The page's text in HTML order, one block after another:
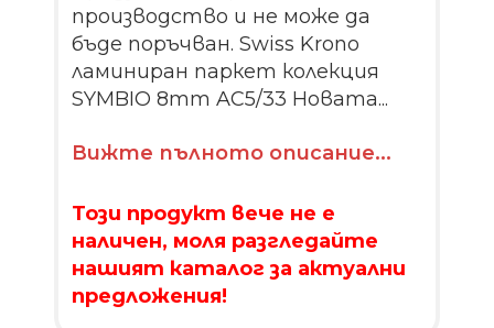
производство и не може да
бъде поръчван. Swiss Krono
ламиниран паркет колекция
SYMBIO 8mm AC5/33 Новата...
Вижте пълното описание...
Този продукт вече не е
наличен, моля разгледайте
нашият каталог за актуални
предложения!